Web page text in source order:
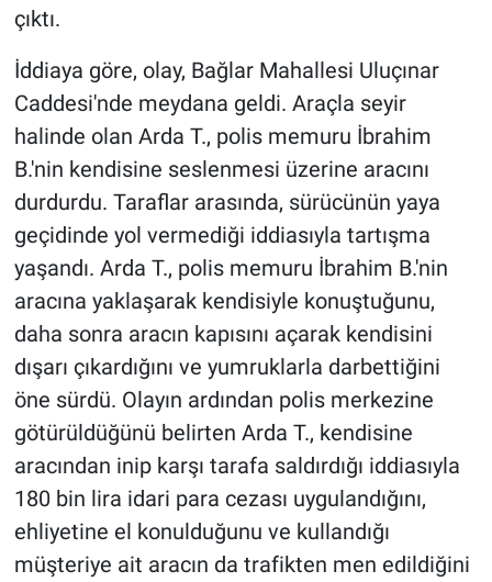
çıktı.
İddiaya göre, olay, Bağlar Mahallesi Uluçınar
Caddesi'nde meydana geldi. Araçla seyir
halinde olan Arda T., polis memuru İbrahim
B.'nin kendisine seslenmesi üzerine aracını
durdurdu. Taraflar arasında, sürücünün yaya
geçidinde yol vermediği iddiasıyla tartışma
yaşandı. Arda T., polis memuru İbrahim B.'nin
aracına yaklaşarak kendisiyle konuştuğunu,
daha sonra aracın kapısını açarak kendisini
dışarı çıkardığını ve yumruklarla darbettiğini
öne sürdü. Olayın ardından polis merkezine
götürüldüğünü belirten Arda T., kendisine
aracından inip karşı tarafa saldırdığı iddiasıyla
180 bin lira idari para cezası uygulandığını,
ehliyetine el konulduğunu ve kullandığı
müşteriye ait aracın da trafikten men edildiğini